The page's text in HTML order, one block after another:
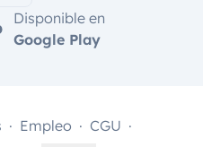
Disponible en
Google Play
Empleo CGU